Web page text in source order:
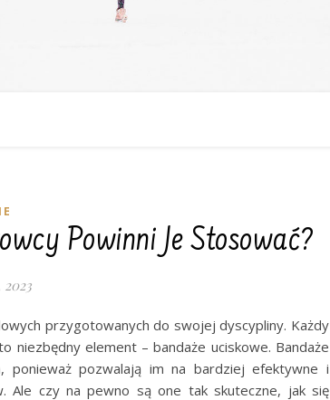
Powinni Je Stosować?
przygotowanych do swojej dyscypliny. Każdy
niezbędny element – bandaże uciskowe. Bandaże
ponieważ pozwalają im na bardziej efektywne i
Ale czy na pewno są one tak skuteczne, jak się